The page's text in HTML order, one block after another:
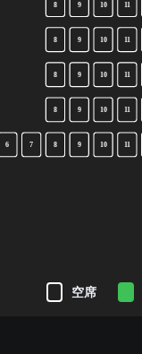
8 9 10 11
8 9 10 11
8 9 10 11
8 9 10 11
6 7 8 9 10 11
空席